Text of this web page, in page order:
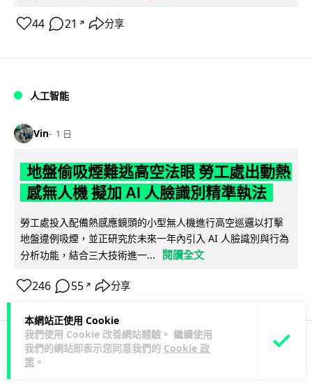
本網站正使用 Cookie
我們使用 Cookie 改善網站體驗。 繼續使用
我們的網站即表示您同意我們的 Cookie 政
策 。
44 21 ↗ 分享
人工智能
Vin 1 日
地盤偷吸煙難逃高空法眼 勞工處出動熱
感無人機 擬加 AI 人臉識別精準執法
勞工處投入配備熱感應鏡頭的小型無人機進行高空巡邏以打擊
地盤違例吸煙，並正研究於未來一年內引入 AI 人臉識別與行為
分析功能，結合三大技術進一...
閱讀全文
246 55 ↗ 分享
人工智能